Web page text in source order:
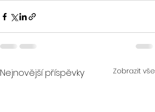
Nejnovější příspěvky Zobrazit vše